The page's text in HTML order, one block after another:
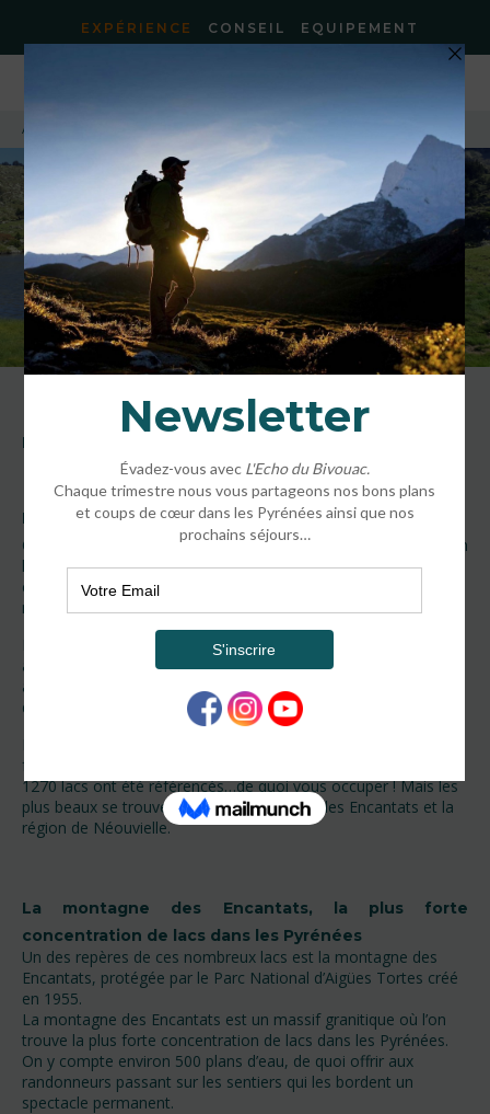
EXPÉRIENCE CONSEIL EQUIPEMENT
Accueil Les plus beaux lacs des Pyrénées
LES PLUS BEAUX LACS DES PYRÉNÉES
Les plus beaux lacs des Pyrénées
Qui n’a jamais randonné dans les Pyrénées sans tomber sur un
lac dont il ne soupçonnait pas l’existence. Ici on vous parle de
ces lacs et on vous fait une sélection des plus beaux selon
nous.
Les Pyrénées regorgent de lacs. Difficile de ne pas en
apercevoir un lors d’une randonnée, au pied d’un sommet ou
au détour d’un sentier. Le spectacle est toujours aussi pur et
déroutant, avec leur eaux cristallines et transparentes.
faudrait des semaines pour les explorer un à un. A ce jour
1270 lacs ont été référencés…de quoi vous occuper ! Mais les
plus beaux se trouvent dans la montagne des Encantats et la
région de Néouvielle.
La montagne des Encantats, la plus forte
concentration de lacs dans les Pyrénées
Un des repères de ces nombreux lacs est la montagne des
Encantats, protégée par le Parc National d’Aigües Tortes créé
en 1955.
La montagne des Encantats est un massif granitique où l’on
trouve la plus forte concentration de lacs dans les Pyrénées.
On y compte environ 500 plans d’eau, de quoi offrir aux
randonneurs passant sur les sentiers qui les bordent un
spectacle permanent.